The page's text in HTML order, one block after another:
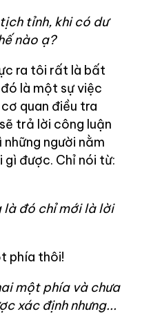
tỉnh, khi có dư
nào ạ?
ra tôi rất là bất
là một sự việc
quan điều tra
trả lời công luận
người nằm
được. Chỉ nói từ:
là đó chỉ mới là lời
phía thôi!
một phía và chưa
xác định nhưng...